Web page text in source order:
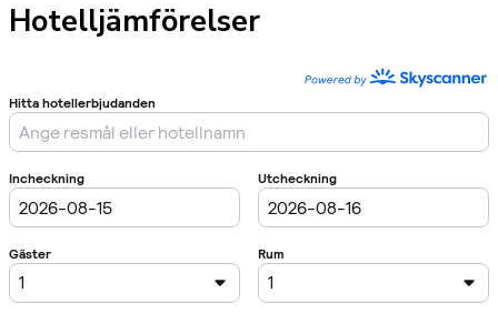
Hotelljämförelser